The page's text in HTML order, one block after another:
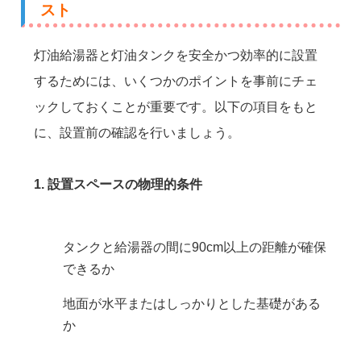
スト
灯油給湯器と灯油タンクを安全かつ効率的に設置
するためには、いくつかのポイントを事前にチェ
ックしておくことが重要です。以下の項目をもと
に、設置前の確認を行いましょう。
1. 設置スペースの物理的条件
タンクと給湯器の間に90cm以上の距離が確保
できるか
地面が水平またはしっかりとした基礎がある
か